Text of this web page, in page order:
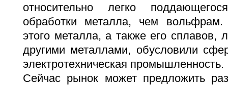
относительно легко
обработки металла, чем вольфрам.
этого металла, а также его сплавов,
другими металлами, обусловили
электротехническая промышленность.
Сейчас рынок может предложить